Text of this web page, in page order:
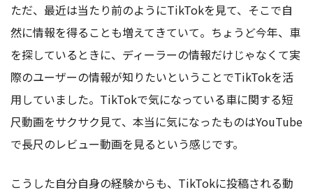
ただ、最近は当たり前のようにTikTokを見て、そこで自
然に情報を得ることも増えてきていて。ちょうど今年、車
を探しているときに、ディーラーの情報だけじゃなくて実
際のユーザーの情報が知りたいということでTikTokを活
用していました。TikTokで気になっている車に関する短
尺動画をサクサク見て、本当に気になったものはYouTube
で長尺のレビュー動画を見るという感じです。
こうした自分自身の経験からも、TikTokに投稿される動